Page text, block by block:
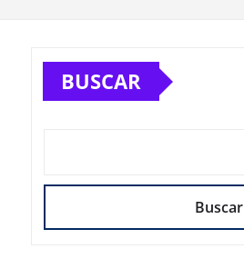
BUSCAR
Buscar